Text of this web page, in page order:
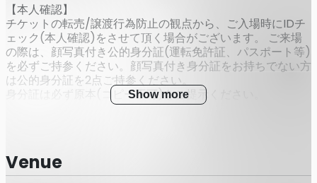
【本人確認】
チケットの転売/譲渡行為防止の観点から、ご入場時にIDチ
ェック(本人確認)をさせて頂く場合がございます。 ご来場
の際は、顔写真付き公的身分証(運転免許証、パスポート等)
を必ずご持参ください。顔写真付き身分証をお持ちでない方
は公的身分証を2点ご持参ください。
身分証は必ず原本(コピー不可)をご提示ください。
・パスポート
Show more
Venue